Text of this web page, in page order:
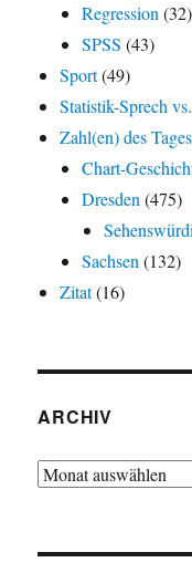
Regression (32)
SPSS (43)
Sport(49)
Statistik-Sprech
Zahl(en) des Tages
Chart-
Dresden (475)
Sachsen (132)
Zitat(16)
ARCHIV
Archiv